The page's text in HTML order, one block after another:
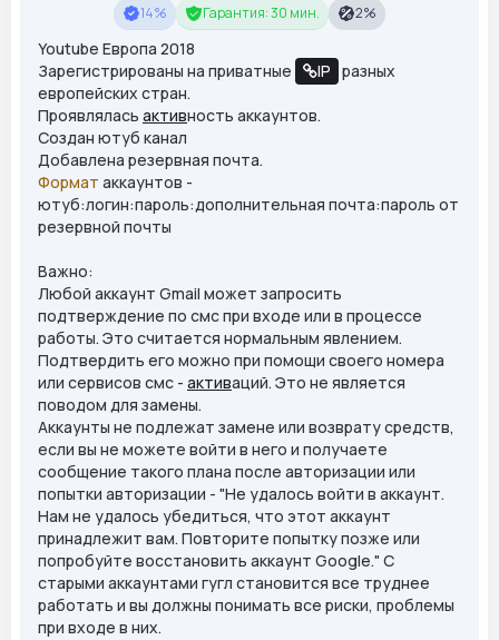
14% Гарантия: 30 мин. 2%
Youtube Европа 2018
Зарегистрированы на приватные
IP разных
европейских стран.
Проявлялась активность аккаунтов.
Создан ютуб канал
Добавлена резервная почта.
Формат аккаунтов -
ютуб:логин:пароль:дополнительная почта:пароль от
резервной почты
Важно:
Любой аккаунт Gmail может запросить
подтверждение по смс при входе или в процессе
работы. Это считается нормальным явлением.
Подтвердить его можно при помощи своего номера
или сервисов смс - активаций. Это не является
поводом для замены.
Аккаунты не подлежат замене или возврату средств,
если вы не можете войти в него и получаете
сообщение такого плана после авторизации или
попытки авторизации - "Не удалось войти в аккаунт.
Нам не удалось убедиться, что этот аккаунт
принадлежит вам. Повторите попытку позже или
попробуйте восстановить аккаунт Google." С
старыми аккаунтами гугл становится все труднее
работать и вы должны понимать все риски, проблемы
при входе в них.